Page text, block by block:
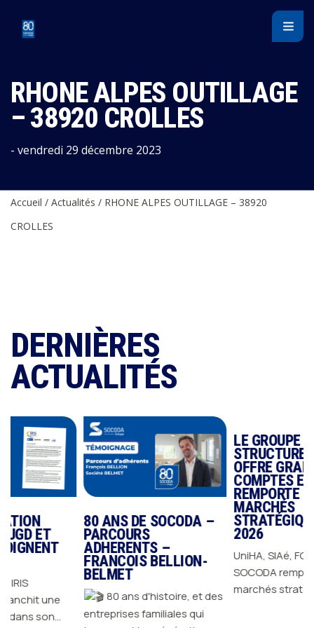
RHONE ALPES OUTILLAGE
– 38920 CROLLES
- vendredi 29 décembre 2023
Accueil / Actualités / RHONE ALPES OUTILLAGE – 38920
CROLLES
DERNIÈRES
ACTUALITÉS
80 ANS DE SOCODA –
PARCOURS
ADHERENTS –
FRANCOIS BELLION-
BELMET
80 ans d'histoire, et des
entreprises familiales qui
LE GROUPE
STRUCTURE SON
OFFRE GRANDS
COMPTES ET
REMPORTE DES
MARCHÉS
STRATÉGIQUES EN
UniHA, SIAé, FOSELEV…
SOCODA remporte des
marchés stratégiques
capacité à répondre aux